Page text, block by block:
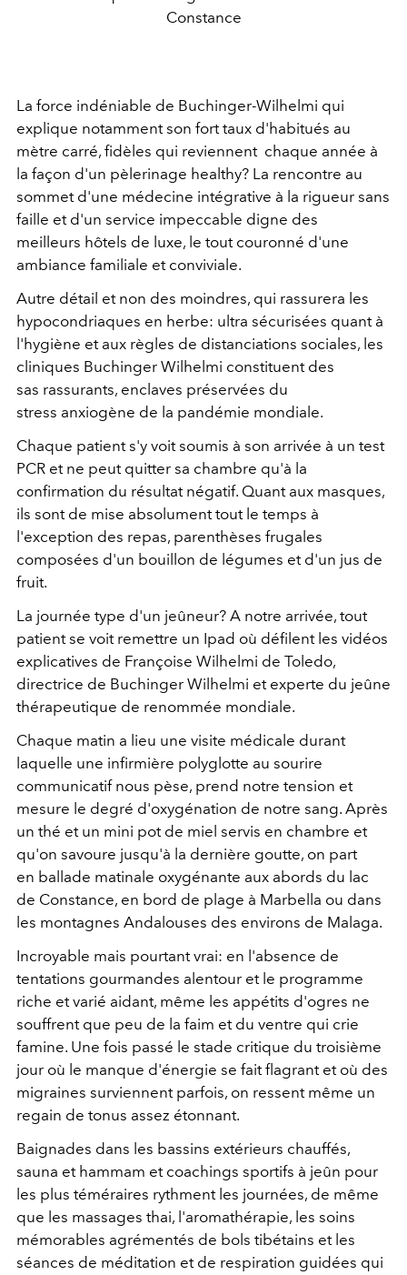
Constance
La force indéniable de Buchinger-Wilhelmi qui
explique notamment son fort taux d'habitués au
mètre carré, fidèles qui reviennent chaque année à
la façon d'un pèlerinage healthy? La rencontre au
sommet d'une médecine intégrative à la rigueur sans
faille et d'un service impeccable digne des
meilleurs hôtels de luxe, le tout couronné d'une
ambiance familiale et conviviale.
Autre détail et non des moindres, qui rassurera les
hypocondriaques en herbe: ultra sécurisées quant à
l'hygiène et aux règles de distanciations sociales, les
cliniques Buchinger Wilhelmi constituent des
sas rassurants, enclaves préservées du
stress anxiogène de la pandémie mondiale.
Chaque patient s'y voit soumis à son arrivée à un test
PCR et ne peut quitter sa chambre qu'à la
confirmation du résultat négatif. Quant aux masques,
ils sont de mise absolument tout le temps à
l'exception des repas, parenthèses frugales
composées d'un bouillon de légumes et d'un jus de
fruit.
La journée type d'un jeûneur? A notre arrivée, tout
patient se voit remettre un Ipad où défilent les vidéos
explicatives de Françoise Wilhelmi de Toledo,
directrice de Buchinger Wilhelmi et experte du jeûne
thérapeutique de renommée mondiale.
Chaque matin a lieu une visite médicale durant
laquelle une infirmière polyglotte au sourire
communicatif nous pèse, prend notre tension et
mesure le degré d'oxygénation de notre sang. Après
un thé et un mini pot de miel servis en chambre et
qu'on savoure jusqu'à la dernière goutte, on part
en ballade matinale oxygénante aux abords du lac
de Constance, en bord de plage à Marbella ou dans
les montagnes Andalouses des environs de Malaga.
Incroyable mais pourtant vrai: en l'absence de
tentations gourmandes alentour et le programme
riche et varié aidant, même les appétits d'ogres ne
souffrent que peu de la faim et du ventre qui crie
famine. Une fois passé le stade critique du troisième
jour où le manque d'énergie se fait flagrant et où des
migraines surviennent parfois, on ressent même un
regain de tonus assez étonnant.
Baignades dans les bassins extérieurs chauffés,
sauna et hammam et coachings sportifs à jeûn pour
les plus téméraires rythment les journées, de même
que les massages thai, l'aromathérapie, les soins
mémorables agrémentés de bols tibétains et les
séances de méditation et de respiration guidées qui